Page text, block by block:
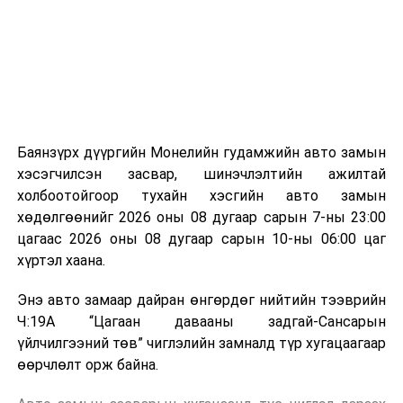
болон дулааны эрчим хүч үйлдвэрлэхэд ашиглаж
болдог. Зарим технологийн хувьд шаталтын дараа
үлдэх үнснээс фосфор зэрэг ашигт эрдсийг сэргээн
авах боломжтой аж.
байна. Тухайлбал, Германд лаг шатаах үйлдвэрээс
гарсан үнснээс фосфор сэргээн авах технологи
ашигладаг бол Нидерландад төвлөрсөн лаг
боловсруулах үйлдвэрүүдээр дулаан, цахилгаан
Баянзүрх дүүргийн Монелийн гудамжийн авто замын
хэсэгчилсэн засвар, шинэчлэлтийн ажилтай
холбоотойгоор тухайн хэсгийн авто замын
хөдөлгөөнийг 2026 оны 08 дугаар сарын 7-ны 23:00
цагаас 2026 оны 08 дугаар сарын 10-ны 06:00 цаг
хүртэл хаана.
Энэ авто замаар дайран өнгөрдөг нийтийн тээврийн
Ч:19А “Цагаан давааны задгай-Сансарын
үйлчилгээний төв” чиглэлийн замналд түр хугацаагаар
өөрчлөлт орж байна.